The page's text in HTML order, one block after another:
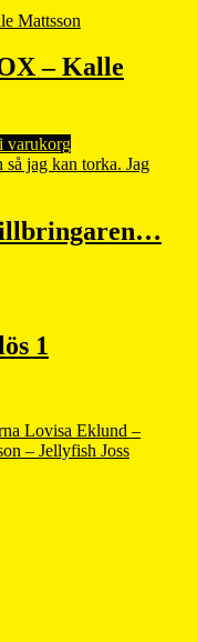
– Kalle
varukorg
1
Lovisa Eklund –
Joss